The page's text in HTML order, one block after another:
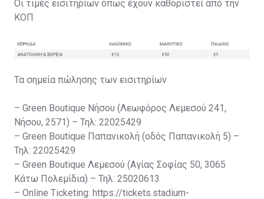
Οι τιμές εισιτηρίων όπως έχουν καθοριστεί από την
ΚΟΠ
Τα σημεία πώλησης των εισιτηρίων
– Green Boutique Νήσου (Λεωφόρος Λεμεσού 241,
Νήσου, 2571) – Τηλ: 22025429
– Green Boutique Παπανικολή (οδός Παπανικολή 5) –
Τηλ: 22025429
– Green Boutique Λεμεσού (Αγίας Σοφίας 50, 3065
Κάτω Πολεμίδια) – Τηλ: 25020613
– Online Ticketing: https://tickets.stadium-